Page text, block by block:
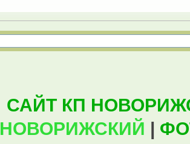
САЙТ КП
НОВОРИЖСКИЙ |